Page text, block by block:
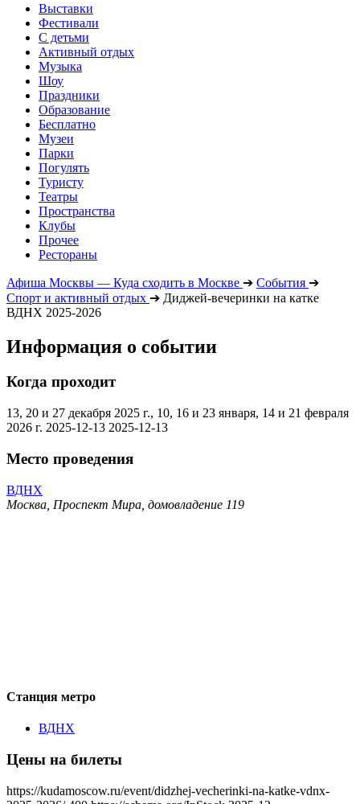
Выставки
Фестивали
С детьми
Активный отдых
Музыка
Шоу
Праздники
Образование
Бесплатно
Музеи
Парки
Погулять
Туристу
Театры
Пространства
Клубы
Прочее
Рестораны
Афиша Москвы — Куда сходить в Москве ➔ События ➔
Спорт и активный отдых ➔ Диджей-вечеринки на катке
ВДНХ 2025-2026
Информация о событии
Когда проходит
13, 20 и 27 декабря 2025 г., 10, 16 и 23 января, 14 и 21 февраля
2026 г. 2025-12-13 2025-12-13
Место проведения
ВДНХ
Москва, Проспект Мира, домовладение 119
Станция метро
ВДНХ
Цены на билеты
https://kudamoscow.ru/event/didzhej-vecherinki-na-katke-vdnx-